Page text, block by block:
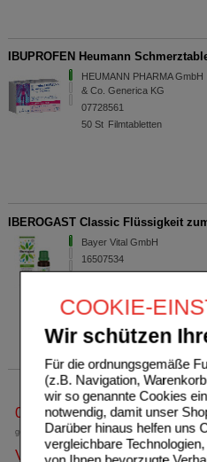
COOKIE-
Wir schützen
Für die ordnungsgemäße
(z.B. Navigation,
wir so genannte Cookies
notwendig, damit unser
Darüber hinaus helfen uns
vergleichbare
IBUPROFEN Heumann
HEUMANN PHARMA GmbH
& Co. Generica KG
07728561
50 St Filmtabletten
IBEROGAST Classic Flüssigkeit
Bayer Vital GmbH
16507534
20ml Flüssigkeit zum
0800-10 11 422
gebührenfreie Rufnummer
Versandkostenfrei